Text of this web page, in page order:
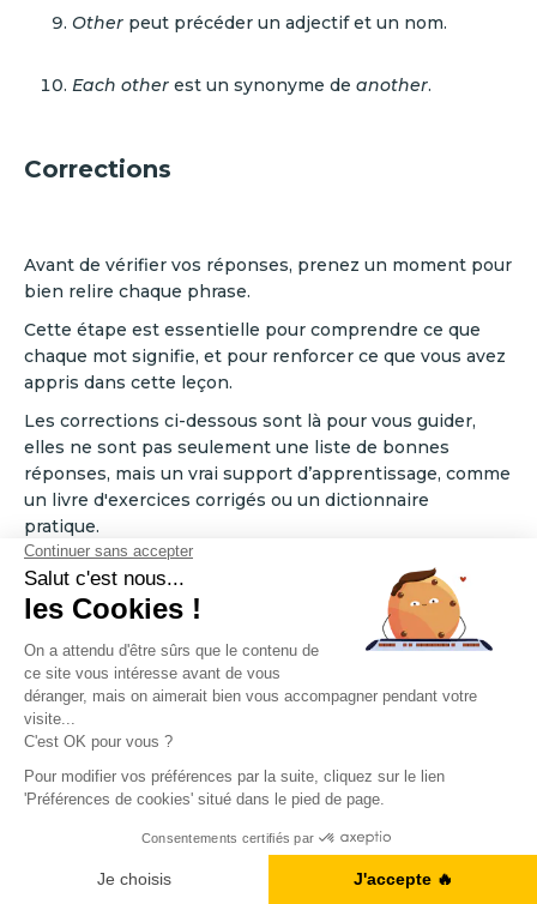
Other peut précéder un adjectif et un nom.
Each other est un synonyme de another.
Corrections
Avant de vérifier vos réponses, prenez un moment pour
bien relire chaque phrase.
Cette étape est essentielle pour comprendre ce que
chaque mot signifie, et pour renforcer ce que vous avez
appris dans cette leçon.
Les corrections ci-dessous sont là pour vous guider,
elles ne sont pas seulement une liste de bonnes
réponses, mais un vrai support d’apprentissage, comme
un livre d'exercices corrigés ou un dictionnaire
pratique.
Elles vous aideront à mieux retenir les structures, à
repérer les pièges fréquents, et à progresser
efficacement.
Si une réponse vous étonne, essayez de revoir la phrase
dans son contexte et demandez-vous ce que le mot
signifie vraiment. Vous verrez que tout devient plus
clair.
A1, B2, C1... Vous en êtes où ?
Je fais le test